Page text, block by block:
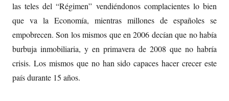
las teles del “Régimen” vendiéndonos complacientes lo bien
que va la Economía, mientras millones de españoles se
empobrecen. Son los mismos que en 2006 decían que no había
burbuja inmobiliaria, y en primavera de 2008 que no habría
crisis. Los mismos que no han sido capaces hacer crecer este
país durante 15 años.